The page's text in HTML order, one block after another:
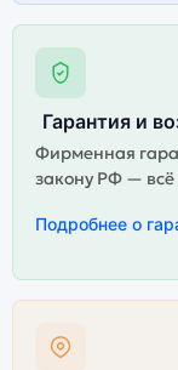
Гарантия и
Фирменная
закону РФ —
Подробнее о